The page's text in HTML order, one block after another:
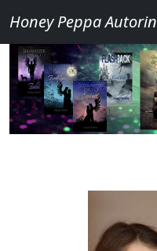
Honey Peppa Autorin